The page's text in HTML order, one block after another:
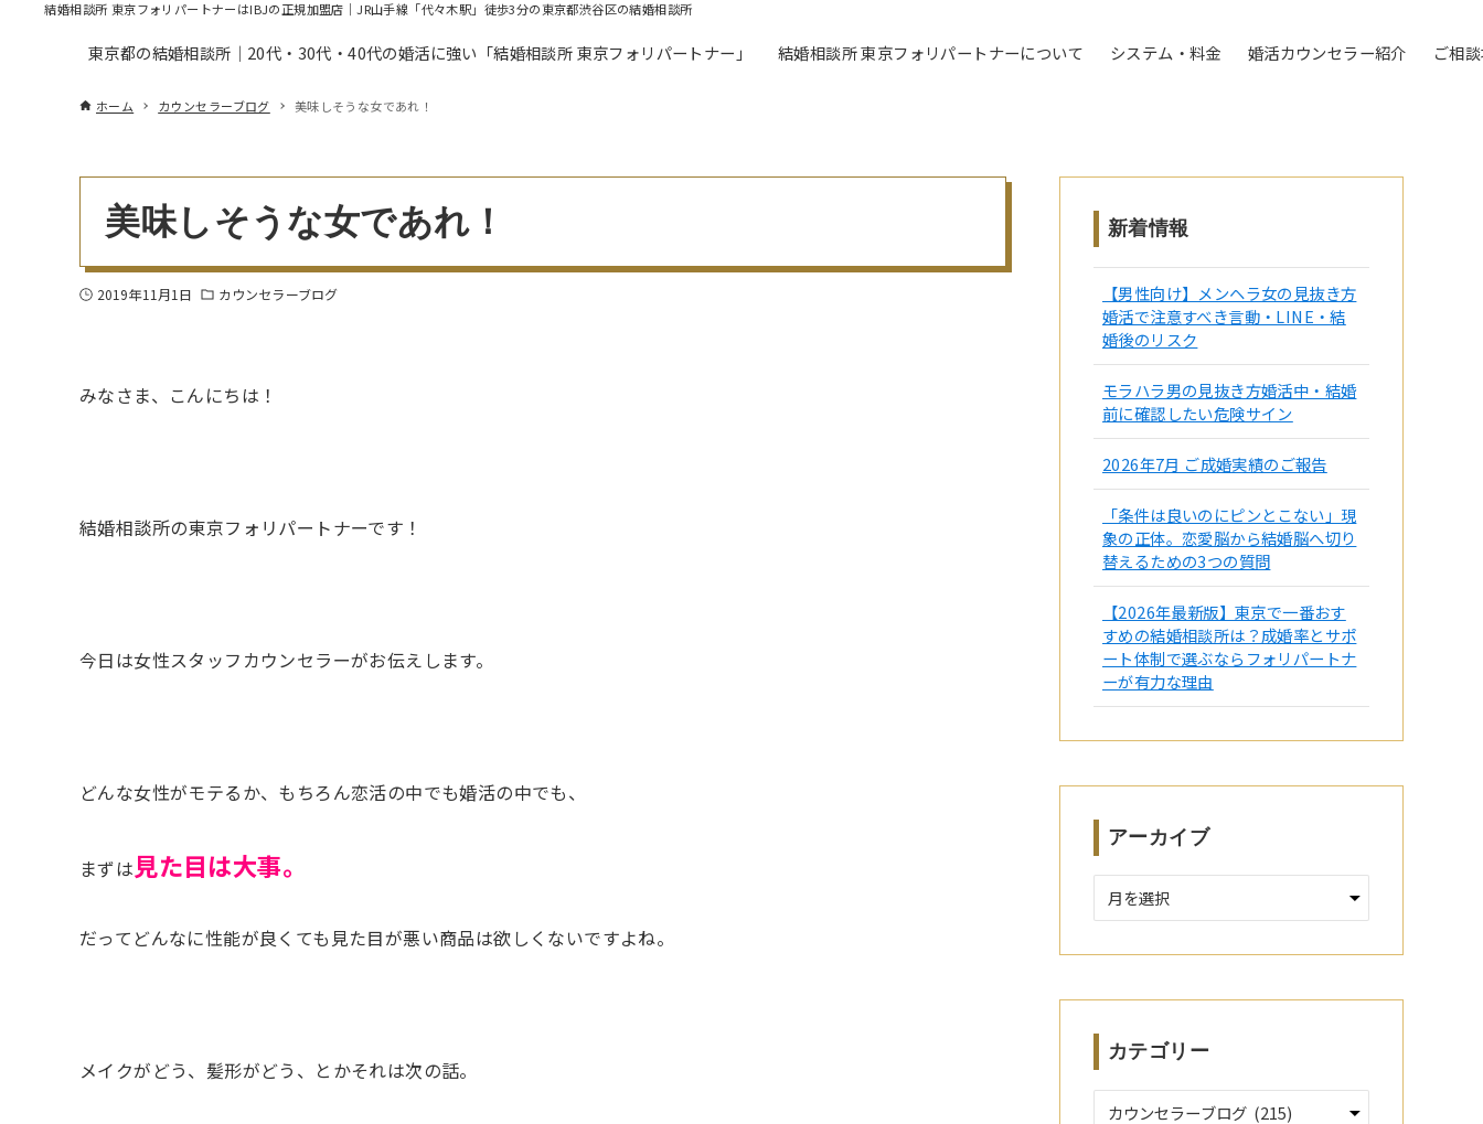
結婚相談所 東京フォリパートナーはIBJの正規加盟店｜JR山手線「代々木駅」徒歩3分の東京都渋谷区の結婚相談所
東京都の結婚相談所｜20代・30代・40代の婚活に強い「結婚相談所 東京フォリパートナー」 結婚相談所 東京フォリパートナーについて システム・料金 婚活カウンセラー紹介 ご相
ホーム カウンセラーブログ 美味しそうな女であれ！
美味しそうな女であれ！
2019年11月1日 カウンセラーブログ
みなさま、こんにちは！
結婚相談所の東京フォリパートナーです！
今日は女性スタッフカウンセラーがお伝えします。
どんな女性がモテるか、もちろん恋活の中でも婚活の中でも、
まずは 見た目は大事。
だってどんなに性能が良くても見た目が悪い商品は欲しくないですよね。
メイクがどう、髪形がどう、とかそれは次の話。
新着情報
【男性向け】メンヘラ女の見抜き方
婚活で注意すべき言動・LINE・結
婚後のリスク
モラハラ男の見抜き方婚活中・結婚
前に確認したい危険サイン
2026年7月 ご成婚実績のご報告
「条件は良いのにピンとこない」現
象の正体。恋愛脳から結婚脳へ切り
替えるための3つの質問
【2026年最新版】東京で一番おす
すめの結婚相談所は？成婚率とサポ
ート体制で選ぶならフォリパートナ
ーが有力な理由
アーカイブ
ー
イ
カテゴリー